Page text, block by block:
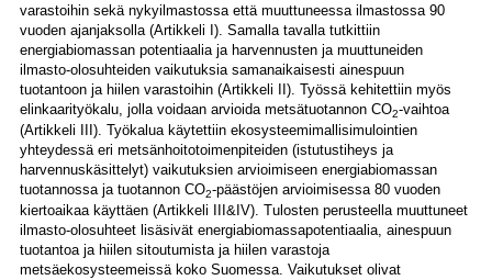
varastoihin sekä nykyilmastossa että muuttuneessa ilmastossa 90
vuoden ajanjaksolla (Artikkeli I). Samalla tavalla tutkittiin
energiabiomassan potentiaalia ja harvennusten ja muuttuneiden
ilmasto-olosuhteiden vaikutuksia samanaikaisesti ainespuun
tuotantoon ja hiilen varastoihin (Artikkeli II). Työssä kehitettiin myös
elinkaarityökalu, jolla voidaan arvioida metsätuotannon CO2-vaihtoa
(Artikkeli III). Työkalua käytettiin ekosysteemimallisimulointien
yhteydessä eri metsänhoitotoimenpiteiden (istutustiheys ja
harvennuskäsittelyt) vaikutuksien arvioimiseen energiabiomassan
tuotannossa ja tuotannon CO2-päästöjen arvioimisessa 80 vuoden
kiertoaikaa käyttäen (Artikkeli III&IV). Tulosten perusteella muuttuneet
ilmasto-olosuhteet lisäsivät energiabiomassapotentiaalia, ainespuun
tuotantoa ja hiilen sitoutumista ja hiilen varastoja
metsäekosysteemeissä koko Suomessa. Vaikutukset olivat